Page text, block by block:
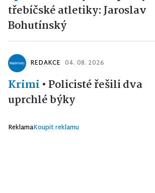
třebíčské atletiky: Jaroslav
Bohutínský
REDAKCE 04. 08. 2026
Krimi • Policisté řešili dva
uprchlé býky
ReklamaKoupit reklamu